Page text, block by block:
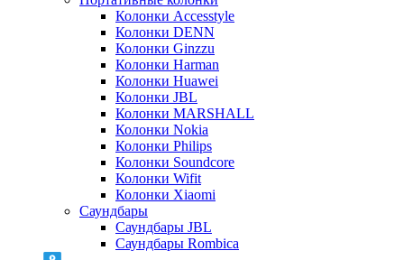
Колонки Accesstyle
Колонки DENN
Колонки Ginzzu
Колонки Harman
Колонки Huawei
Колонки JBL
Колонки MARSHALL
Колонки Nokia
Колонки Philips
Колонки Soundcore
Колонки Wifit
Колонки Xiaomi
Саундбары
Саундбары JBL
Саундбары Rombica